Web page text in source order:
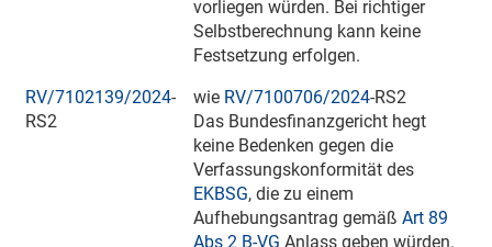
vorliegen würden. Bei richtiger
Selbstberechnung kann keine
Festsetzung erfolgen.
RV/7102139/2024-
RS2
wie RV/7100706/2024-RS2
Das Bundesfinanzgericht hegt
keine Bedenken gegen die
Verfassungskonformität des
EKBSG, die zu einem
Aufhebungsantrag gemäß Art 89
Abs 2 B-VG Anlass geben würden.